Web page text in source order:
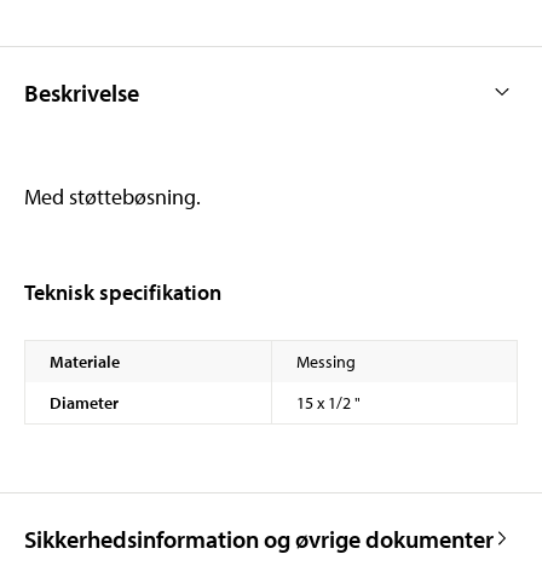
Beskrivelse
Med støttebøsning.
Teknisk specifikation
Materiale
Messing
Diameter
15 x 1/2 "
Sikkerhedsinformation og øvrige dokumenter